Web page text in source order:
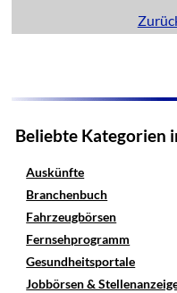
Beliebte Kategorien
Auskünfte
Branchenbuch
Fahrzeugbörsen
Fernsehprogramm
Gesundheitsportale
Jobbörsen &